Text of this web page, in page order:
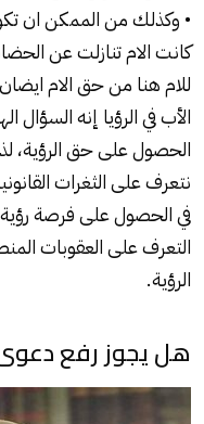
• وكذلك من الممكن ان
كانت الام تنازلت عن
للام هنا من حق الام
الأب في الرؤيا إنه السؤال
الحصول على حق الرؤية،
نتعرف على الثغرات
في الحصول على فرصة رؤية
التعرف على العقوبات
الرؤية.
هل يجوز رفع